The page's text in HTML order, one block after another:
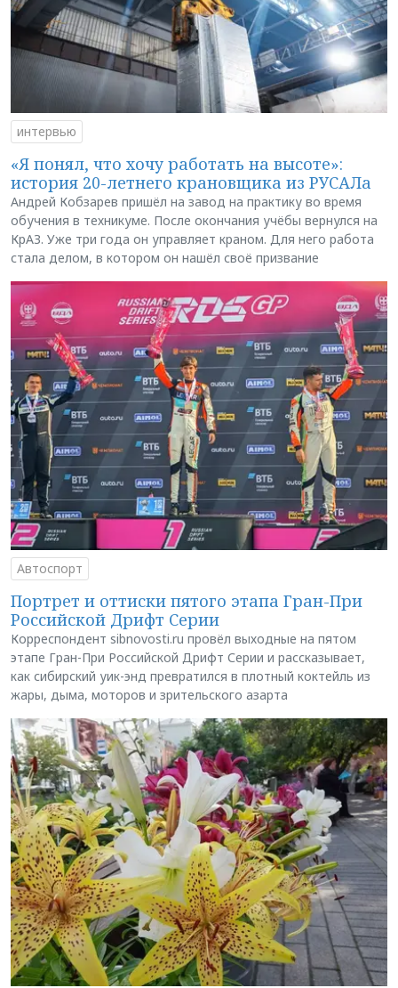
интервью
«Я понял, что хочу работать на высоте»:
история 20-летнего крановщика из РУСАЛа
Андрей Кобзарев пришёл на завод на практику во время
обучения в техникуме. После окончания учёбы вернулся на
КрАЗ. Уже три года он управляет краном. Для него работа
стала делом, в котором он нашёл своё призвание
Автоспорт
Портрет и оттиски пятого этапа Гран-При
Российской Дрифт Серии
Корреспондент sibnovosti.ru провёл выходные на пятом
этапе Гран-При Российской Дрифт Серии и рассказывает,
как сибирский уик-энд превратился в плотный коктейль из
жары, дыма, моторов и зрительского азарта